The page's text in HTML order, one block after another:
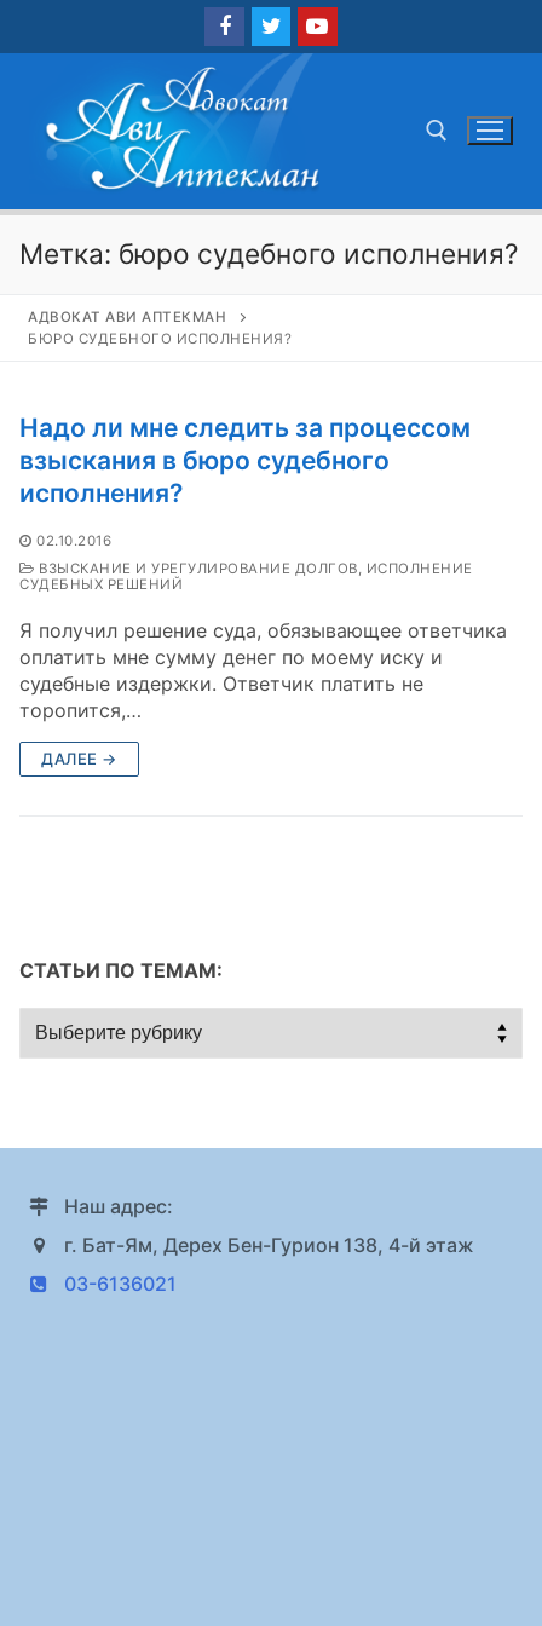
Метка: бюро судебного исполнения?
АДВОКАТ АВИ АПТЕКМАН
БЮРО СУДЕБНОГО ИСПОЛНЕНИЯ?
Надо ли мне следить за процессом
взыскания в бюро судебного
исполнения?
02.10.2016
ВЗЫСКАНИЕ И УРЕГУЛИРОВАНИЕ ДОЛГОВ, ИСПОЛНЕНИЕ
СУДЕБНЫХ РЕШЕНИЙ
Я получил решение суда, обязывающее ответчика
оплатить мне сумму денег по моему иску и
судебные издержки. Ответчик платить не
торопится,…
ДАЛЕЕ →
СТАТЬИ ПО ТЕМАМ:
Статьи
по
Наш адрес:
г. Бат-Ям, Дерех Бен-Гурион 138, 4-й этаж
03-6136021